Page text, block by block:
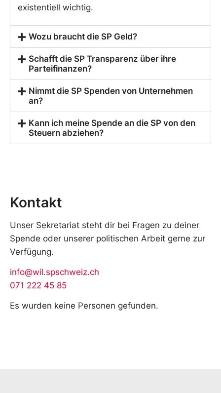
existentiell wichtig.
Wozu braucht die SP Geld?
Schafft die SP Transparenz über ihre
Parteifinanzen?
Nimmt die SP Spenden von Unternehmen
an?
Kann ich meine Spende an die SP von den
Steuern abziehen?
Kontakt
Unser Sekretariat steht dir bei Fragen zu deiner
Spende oder unserer politischen Arbeit gerne zur
Verfügung.
info@wil.spschweiz.ch
071 222 45 85
Es wurden keine Personen gefunden.